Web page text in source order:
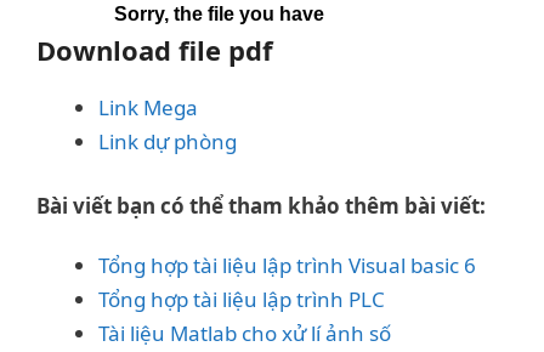
Download file pdf
Link Mega
Link dự phòng
Bài viết bạn có thể tham khảo thêm bài viết:
Tổng hợp tài liệu lập trình Visual basic 6
Tổng hợp tài liệu lập trình PLC
Tài liệu Matlab cho xử lí ảnh số